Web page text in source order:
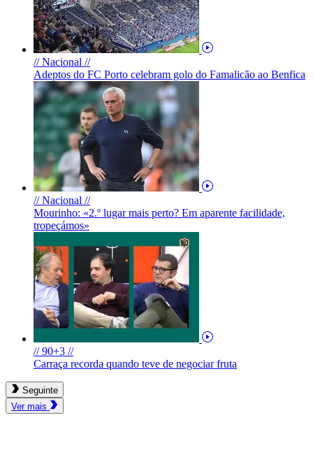
// Nacional //
Adeptos do FC Porto celebram golo do Famalicão ao Benfica
// Nacional //
Mourinho: «2.º lugar mais perto? Em aparente facilidade,
tropeçámos»
// 90+3 //
Carraça recorda quando teve de negociar fruta
Seguinte
Ver mais